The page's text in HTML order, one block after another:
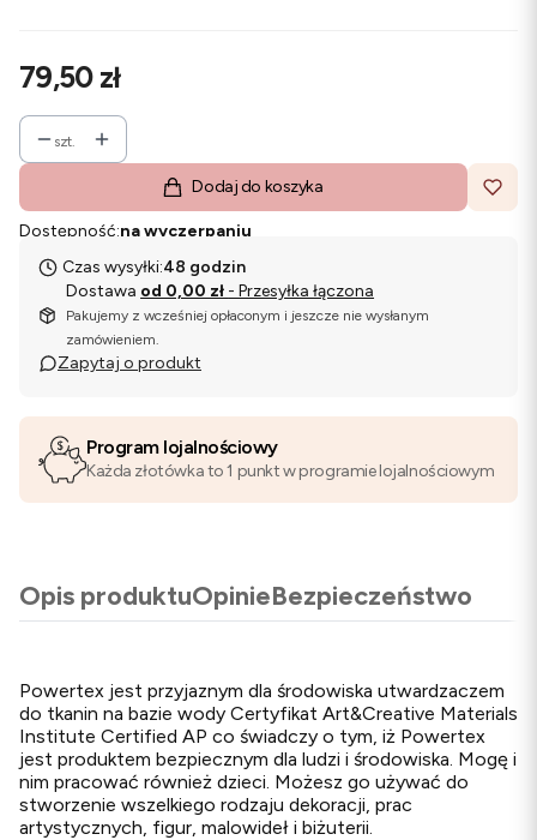
Cena
79,50 zł
szt.
Dodaj do koszyka
Dostępność:na wyczerpaniu
Czas wysyłki:48 godzin
Dostawa od 0,00 zł - Przesyłka łączona
Pakujemy z wcześniej opłaconym i jeszcze nie wysłanym
zamówieniem.
Zapytaj o produkt
Program lojalnościowy
Każda złotówka to 1 punkt w programie lojalnościowym
Opis produktuOpinieBezpieczeństwo
Powertex jest przyjaznym dla środowiska utwardzaczem
do tkanin na bazie wody Certyfikat Art&Creative Materials
Institute Certified AP co świadczy o tym, iż Powertex
jest produktem bezpiecznym dla ludzi i środowiska. Mogę i
nim pracować również dzieci. Możesz go używać do
stworzenie wszelkiego rodzaju dekoracji, prac
artystycznych, figur, malowideł i biżuterii.